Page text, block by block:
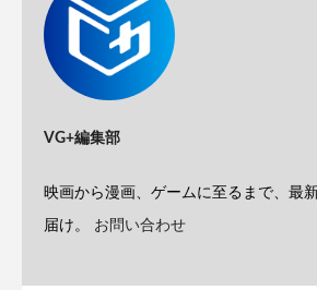
VG+編集部
映画から漫画、ゲームに至るまで、最
届け。 お問い合わせ